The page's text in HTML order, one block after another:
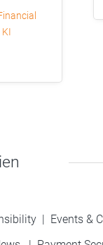
KI
| Events &